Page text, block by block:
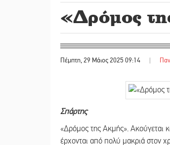
«Δρόμος
Πέμπτη, 29 Μάιος 2025 09:14 |
Σπάρτης
«Δρόμος της Ακμής». Ακούγεται
έρχονται από πολύ μακριά στον